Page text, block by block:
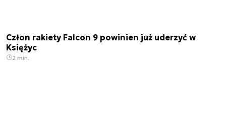
Człon rakiety Falcon 9 powinien już uderzyć w
Księżyc
2 min.